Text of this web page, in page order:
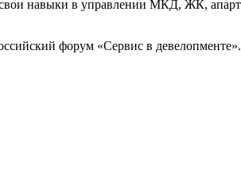
свои навыки в управлении МКД, ЖК,
форум «Сервис в девелопменте».